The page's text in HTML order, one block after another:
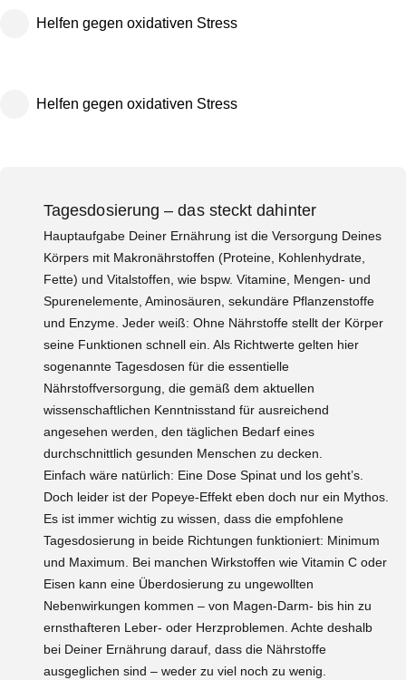
Helfen gegen oxidativen Stress
Helfen gegen oxidativen Stress
Tagesdosierung – das steckt dahinter
Hauptaufgabe Deiner Ernährung ist die Versorgung Deines
Körpers mit Makronährstoffen (Proteine, Kohlenhydrate,
Fette) und Vitalstoffen, wie bspw. Vitamine, Mengen- und
Spurenelemente, Aminosäuren, sekundäre Pflanzenstoffe
und Enzyme. Jeder weiß: Ohne Nährstoffe stellt der Körper
seine Funktionen schnell ein. Als Richtwerte gelten hier
sogenannte Tagesdosen für die essentielle
Nährstoffversorgung, die gemäß dem aktuellen
wissenschaftlichen Kenntnisstand für ausreichend
angesehen werden, den täglichen Bedarf eines
durchschnittlich gesunden Menschen zu decken.
Einfach wäre natürlich: Eine Dose Spinat und los geht’s.
Doch leider ist der Popeye-Effekt eben doch nur ein Mythos.
Es ist immer wichtig zu wissen, dass die empfohlene
Tagesdosierung in beide Richtungen funktioniert: Minimum
und Maximum. Bei manchen Wirkstoffen wie Vitamin C oder
Eisen kann eine Überdosierung zu ungewollten
Nebenwirkungen kommen – von Magen-Darm- bis hin zu
ernsthafteren Leber- oder Herzproblemen. Achte deshalb
bei Deiner Ernährung darauf, dass die Nährstoffe
ausgeglichen sind – weder zu viel noch zu wenig.